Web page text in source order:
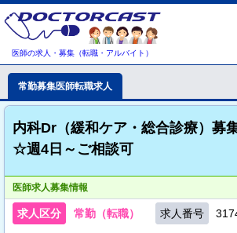
医師の求人・募集（転職・アルバイト）
常勤募集医師転職求人
内科Dr（緩和ケア・総合診療）募
☆週4日～ご相談可
医師求人募集情報
求人区分 常勤（転職） 求人番号